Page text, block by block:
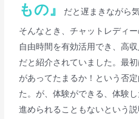
もの』
だと遅まきながら
そんなとき、チャットレディ
自由時間を有効活用でき、高
だと紹介されていました。最
があってたまるか！という否
た。が、体験ができる、体験
進められることもないという